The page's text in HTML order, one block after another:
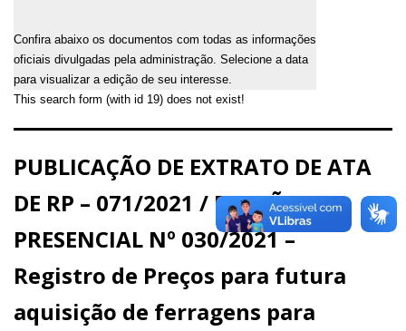
Confira abaixo os documentos com todas as informações
oficiais divulgadas pela administração. Selecione a data
para visualizar a edição de seu interesse.
This search form (with id 19) does not exist!
PUBLICAÇÃO DE EXTRATO DE ATA
DE RP – 071/2021 / PREGÃO
PRESENCIAL Nº 030/2021 –
Registro de Preços para futura
aquisição de ferragens para